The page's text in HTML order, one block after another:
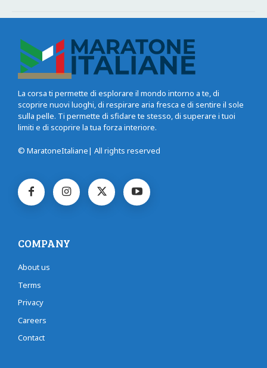
La corsa ti permette di esplorare il mondo intorno a te, di
scoprire nuovi luoghi, di respirare aria fresca e di sentire il sole
sulla pelle. Ti permette di sfidare te stesso, di superare i tuoi
limiti e di scoprire la tua forza interiore.
© MaratoneItaliane| All rights reserved
COMPANY
About us
Terms
Privacy
Careers
Contact